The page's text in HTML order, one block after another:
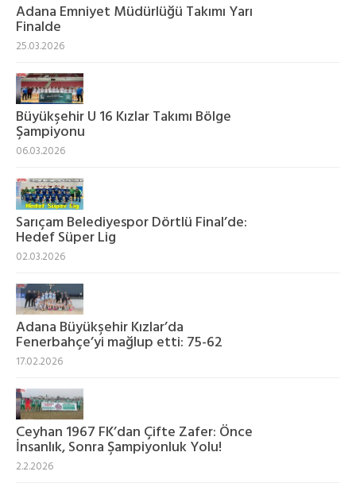
Adana Emniyet Müdürlüğü Takımı Yarı
Finalde
25.03.2026
Büyükşehir U 16 Kızlar Takımı Bölge
Şampiyonu
06.03.2026
Sarıçam Belediyespor Dörtlü Final’de:
Hedef Süper Lig
02.03.2026
Adana Büyükşehir Kızlar’da
Fenerbahçe’yi mağlup etti: 75-62
17.02.2026
Ceyhan 1967 FK’dan Çifte Zafer: Önce
İnsanlık, Sonra Şampiyonluk Yolu!
2.2.2026